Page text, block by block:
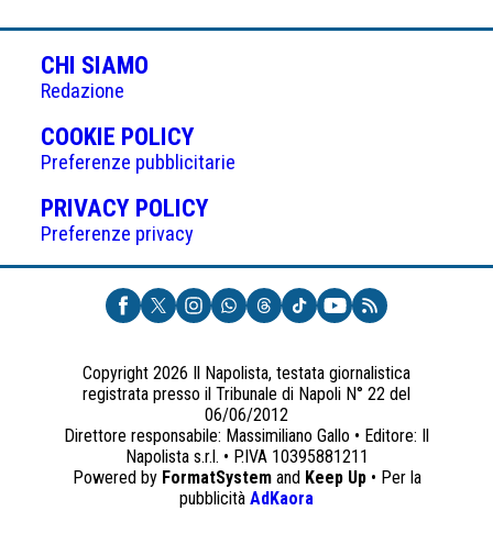
CHI SIAMO
Redazione
COOKIE POLICY(APRE
IN
UNA
NUOVA
Preferenze pubblicitarie
PRIVACY POLICY(APRE
UNA
NUOVA
SCHEDA)
Preferenze privacy
Copyright 2026 Il Napolista, testata giornalistica
registrata presso il Tribunale di Napoli N° 22 del
06/06/2012
Direttore responsabile: Massimiliano Gallo • Editore: Il
Napolista s.r.l. • P.IVA 10395881211
Powered by FormatSystemand Keep Up• Per la
pubblicità AdKaora